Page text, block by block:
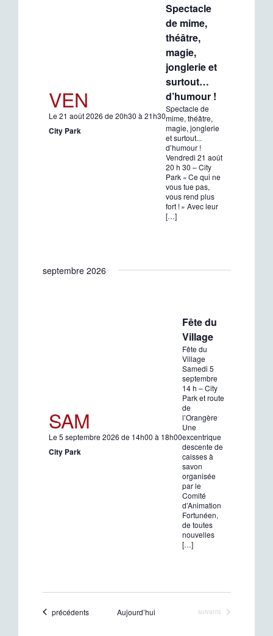
VEN
Le 21 août 2026 de 20h30 à 21h30
City Park
Spectacle
de mime,
théâtre,
magie,
jonglerie et
surtout…
d’humour !
Spectacle de
mime, théâtre,
magie, jonglerie
et surtout...
d’humour !
Vendredi 21 août
20 h 30 – City
Park « Ce qui ne
vous tue pas,
vous rend plus
fort ! » Avec leur
[…]
septembre 2026
SAM
Le 5 septembre 2026 de 14h00 à 18h00
City Park
Fête du
Village
Fête du
Village
Samedi 5
septembre
14 h – City
Park et route
de
l’Orangère
Une
excentrique
descente de
caisses à
savon
organisée
par le
Comité
d’Animation
Fortunéen,
de toutes
nouvelles
[…]
Évènements
précédents Aujourd’hui Évènements
suivants